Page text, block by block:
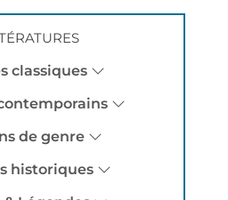
classiques
de genre
historiques